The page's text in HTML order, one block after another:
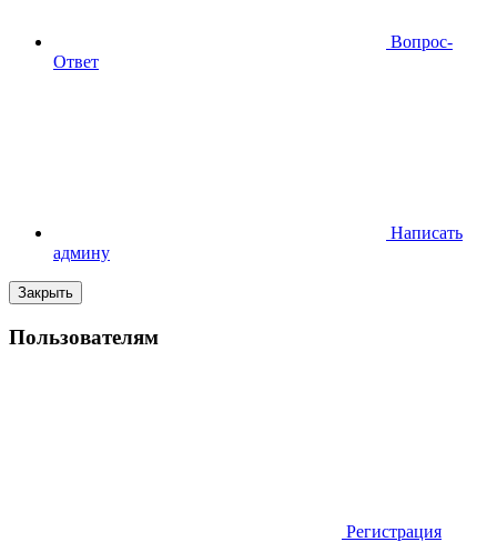
Вопрос-
Ответ
Написать
админу
Закрыть
Пользователям
Регистрация